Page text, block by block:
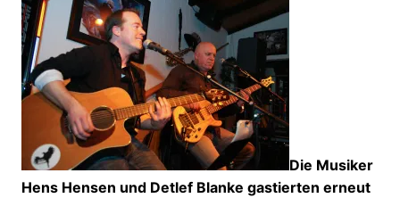
Die Musiker
Hens Hensen und Detlef Blanke gastierten erneut